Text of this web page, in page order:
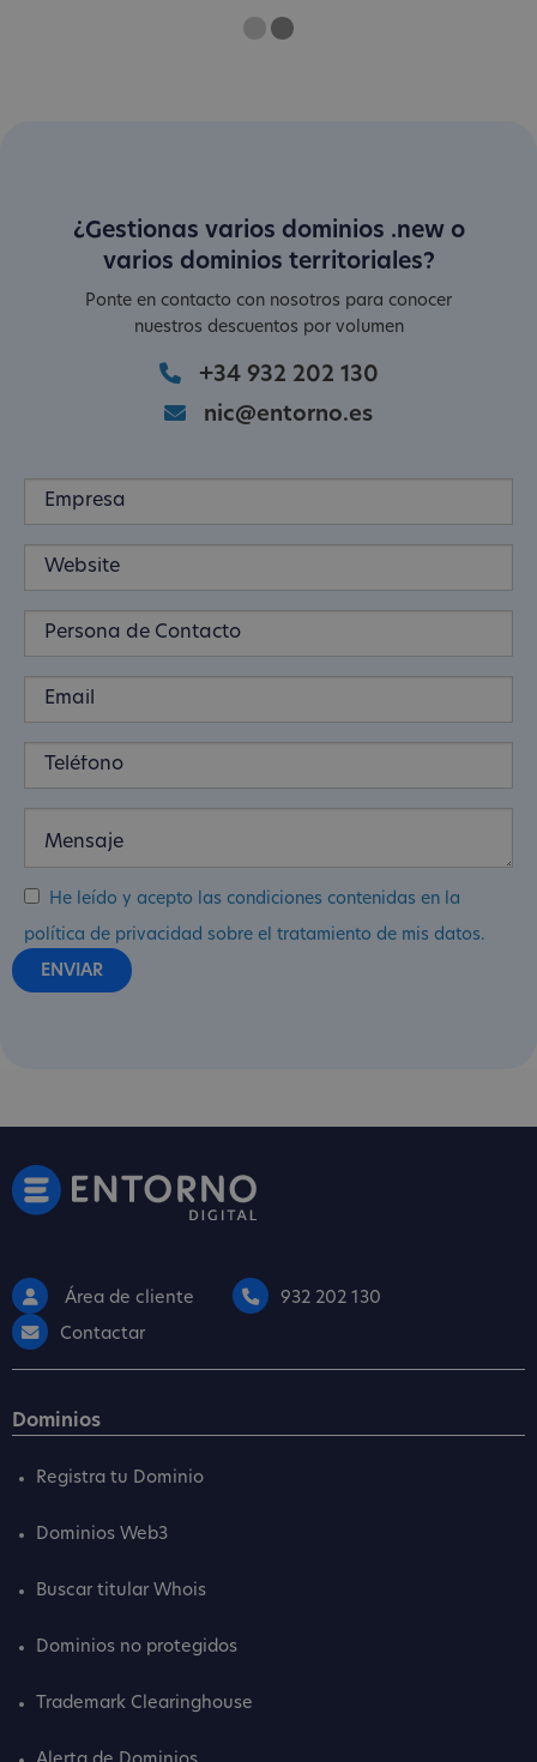
OneTwo
Current Slide
¿Gestionas varios dominios .new o
varios dominios territoriales?
Ponte en contacto con nosotros para conocer
nuestros descuentos por volumen
+34 932 202 130
nic@entorno.es
He leído y acepto las condiciones contenidas en la
política de privacidad sobre el tratamiento de mis datos.
Área de cliente
932 202 130
Contactar
Dominios
Registra tu Dominio
Dominios Web3
Buscar titular Whois
Dominios no protegidos
Trademark Clearinghouse